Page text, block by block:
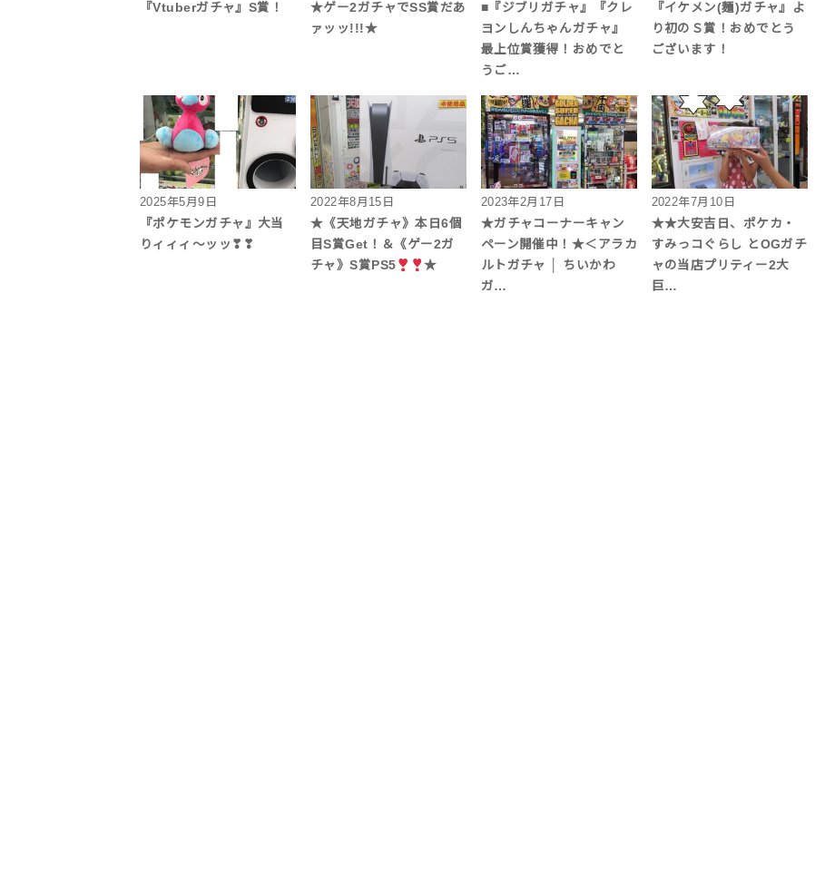
『Vtuberガチャ』S賞！
★ゲー2ガチャでSS賞だあ
ァッッ!!!★
■『ジブリガチャ』『クレ
ヨンしんちゃんガチャ』
最上位賞獲得！おめでと
うご…
『イケメン(麺)ガチャ』よ
り初のＳ賞！おめでとう
ございます！
2025年5月9日
『ポケモンガチャ』大当
りィィィ～ッッ❣❣
2022年8月15日
★《天地ガチャ》本日6個
目S賞Get！＆《ゲー2ガ
チャ》S賞PS5
★
2023年2月17日
★ガチャコーナーキャン
ペーン開催中！★＜アラカ
ルトガチャ │ ちいかわ
ガ…
2022年7月10日
★★大安吉日、ポケカ・
すみっコぐらし とOGガチ
ャの当店プリティー2大
巨…